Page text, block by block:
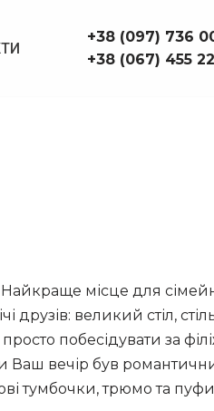
+38 (097) 736
+38 (067) 455
місце для
друзів: великий стіл,
побесідувати за
Ваш вечір був
тумбочки, трюмо та